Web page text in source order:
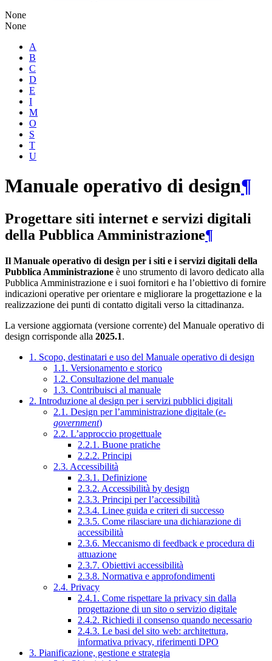
None
None
A
B
C
D
E
I
M
O
S
T
U
Manuale operativo di design¶
Progettare siti internet e servizi digitali
della Pubblica Amministrazione¶
Il Manuale operativo di design per i siti e i servizi digitali della
Pubblica Amministrazione è uno strumento di lavoro dedicato alla
Pubblica Amministrazione e i suoi fornitori e ha l’obiettivo di fornire
indicazioni operative per orientare e migliorare la progettazione e la
realizzazione dei punti di contatto digitali verso la cittadinanza.
La versione aggiornata (versione corrente) del Manuale operativo di
design corrisponde alla 2025.1.
1. Scopo, destinatari e uso del Manuale operativo di design
1.1. Versionamento e storico
1.2. Consultazione del manuale
1.3. Contribuisci al manuale
2. Introduzione al design per i servizi pubblici digitali
2.1. Design per l’amministrazione digitale (e-
government)
2.2. L’approccio progettuale
2.2.1. Buone pratiche
2.2.2. Principi
2.3. Accessibilità
2.3.1. Definizione
2.3.2. Accessibilità by design
2.3.3. Principi per l’accessibilità
2.3.4. Linee guida e criteri di successo
2.3.5. Come rilasciare una dichiarazione di
accessibilità
2.3.6. Meccanismo di feedback e procedura di
attuazione
2.3.7. Obiettivi accessibilità
2.3.8. Normativa e approfondimenti
2.4. Privacy
2.4.1. Come rispettare la privacy sin dalla
progettazione di un sito o servizio digitale
2.4.2. Richiedi il consenso quando necessario
2.4.3. Le basi del sito web: architettura,
informativa privacy, riferimenti DPO
3. Pianificazione, gestione e strategia